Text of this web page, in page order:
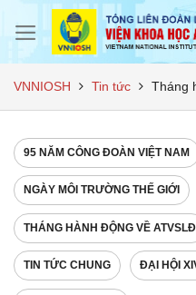
VNNIOSH Tin tức Tháng
95 NĂM CÔNG ĐOÀN VIỆT NAM
NGÀY MÔI TRƯỜNG THẾ GIỚI
THÁNG HÀNH ĐỘNG VỀ ATVSLĐ
TIN TỨC CHUNG ĐẠI HỘI